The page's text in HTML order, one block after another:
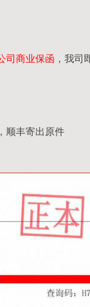
司商业保函 ，我司
顺丰寄出原件